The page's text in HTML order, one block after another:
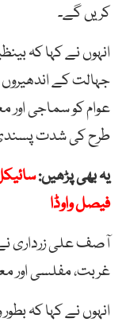
کریں گے۔
انہوں نے کہا کہ
جہالت کے اندھیروں
عوام کو سماجی اور
طرح کی شدت
یہ بھی پڑھیں:
فیصل واوڈا
آصف علی زرداری نے
غربت، مفلسی اور
انہوں نے کہا کہ